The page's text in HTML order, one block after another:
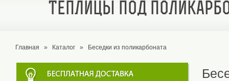
Теплицы под
Главная » Каталог » Беседки из поликарбоната